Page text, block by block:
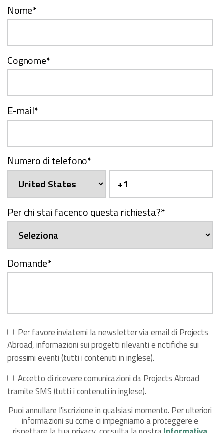
Nome*
Cognome*
E-mail*
Numero di telefono*
Per chi stai facendo questa richiesta?*
Domande*
Per favore inviatemi la newsletter via email di Projects
Abroad, informazioni sui progetti rilevanti e notifiche sui
prossimi eventi (tutti i contenuti in inglese).
Accetto di ricevere comunicazioni da Projects Abroad
tramite SMS (tutti i contenuti in inglese).
Puoi annullare l'iscrizione in qualsiasi momento. Per ulteriori
informazioni su come ci impegniamo a proteggere e